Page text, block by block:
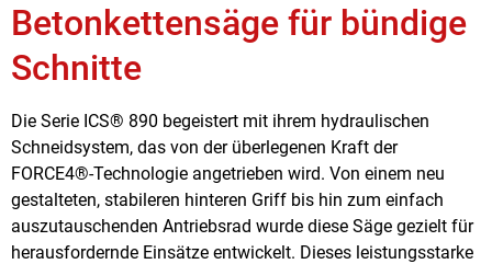
Betonkettensäge für bündige
Schnitte
Die Serie ICS® 890 begeistert mit ihrem hydraulischen
Schneidsystem, das von der überlegenen Kraft der
FORCE4®-Technologie angetrieben wird. Von einem neu
gestalteten, stabileren hinteren Griff bis hin zum einfach
auszutauschenden Antriebsrad wurde diese Säge gezielt für
herausfordernde Einsätze entwickelt. Dieses leistungsstarke